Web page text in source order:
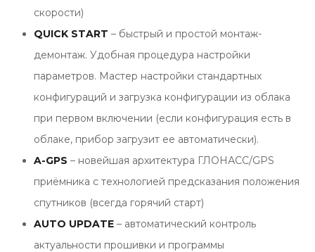
скорости)
QUICK START – быстрый и простой монтаж-
демонтаж. Удобная процедура настройки
параметров. Мастер настройки стандартных
конфигураций и загрузка конфигурации из облака
при первом включении (если конфигурация есть в
облаке, прибор загрузит ее автоматически).
A-GPS – новейшая архитектура ГЛОНАСС/GPS
приёмника с технологией предсказания положения
спутников (всегда горячий старт)
AUTO UPDATE – автоматический контроль
актуальности прошивки и программы